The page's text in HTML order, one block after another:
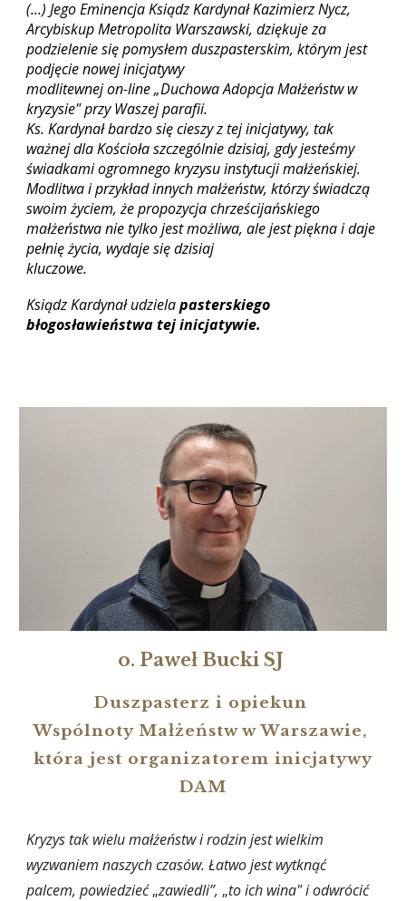
(...) Jego Eminencja Ksiądz Kardynał Kazimierz Nycz,
Arcybiskup Metropolita Warszawski, dziękuje za
podzielenie się pomysłem duszpasterskim, którym jest
podjęcie nowej inicjatywy
modlitewnej on-line „Duchowa Adopcja Małżeństw w
kryzysie" przy Waszej parafii.
Ks. Kardynał bardzo się cieszy z tej inicjatywy, tak
ważnej dla Kościoła szczególnie dzisiaj, gdy jesteśmy
świadkami ogromnego kryzysu instytucji małżeńskiej.
Modlitwa i przykład innych małżeństw, którzy świadczą
swoim życiem, że propozycja chrześcijańskiego
małżeństwa nie tylko jest możliwa, ale jest piękna i daje
pełnię życia, wydaje się dzisiaj
kluczowe.
Ksiądz Kardynał udzielapasterskiego
błogosławieństwa tej inicjatywie.
o. Paweł Bucki SJ
Duszpasterz i opiekun
Wspólnoty Małżeństw w Warszawie,
która jest organizatorem inicjatywy
DAM
Kryzys tak wielu małżeństw i rodzin jest wielkim
wyzwaniem naszych czasów. Łatwo jest wytknąć
palcem, powiedzieć„zawiedli”, „to ich wina"i odwrócić